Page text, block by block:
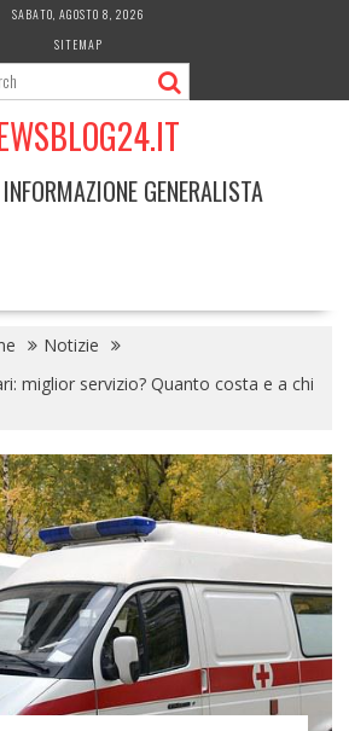
SABATO, AGOSTO 8, 2026
SITEMAP
GENERALISTA
Notizie
miglior servizio? Quanto costa e a chi